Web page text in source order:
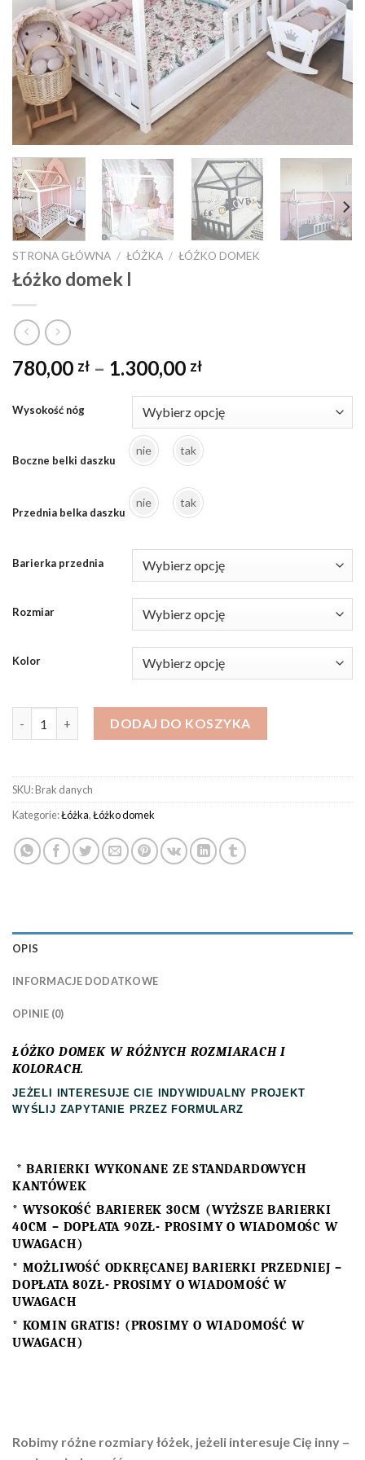
STRONA GŁÓWNA / ŁÓŻKA / ŁÓŻKO DOMEK
Łóżko domek I
780,00 zł – 1.300,00 zł
Wysokość nóg
Boczne belki daszku
nie tak
Przednia belka daszku
nie tak
Barierka przednia
Rozmiar
Kolor
DODAJ DO KOSZYKA
SKU:Brak danych
Kategorie:Łóżka,Łóżko domek
OPIS
INFORMACJE DODATKOWE
OPINIE (0)
ŁÓŻKO DOMEK W RÓŻNYCH ROZMIARACH I
KOLORACH.
JEŻELI INTERESUJE CIE INDYWIDUALNY PROJEKT
WYŚLIJ ZAPYTANIE PRZEZ FORMULARZ
* BARIERKI WYKONANE ZE STANDARDOWYCH
KANTÓWEK
* WYSOKOŚĆ BARIEREK 30CM (WYŻSZE BARIERKI
40CM – DOPŁATA 90ZŁ- PROSIMY O WIADOMOŚC W
UWAGACH)
* MOŻLIWOŚĆ ODKRĘCANEJ BARIERKI PRZEDNIEJ –
DOPŁATA 80ZŁ- PROSIMY O WIADOMOŚĆ W
UWAGACH
* KOMIN GRATIS! (PROSIMY O WIADOMOŚĆ W
UWAGACH)
Robimy różne rozmiary łóżek, jeżeli interesuje Cię inny –